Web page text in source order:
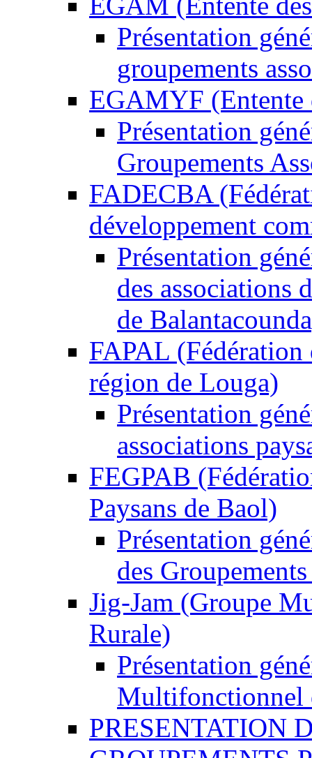
Présentation
groupements
EGAMYF (Entente
Présentation
Groupements
FADECBA
développement
Présentation
des associations
de
FAPAL (Fédération
région de Louga)
Présentation
associations
FEGPAB
Paysans de Baol)
Présentation
des
Jig-Jam (Groupe
Rurale)
Présentation
Multifonctionnel
PRESENTATION